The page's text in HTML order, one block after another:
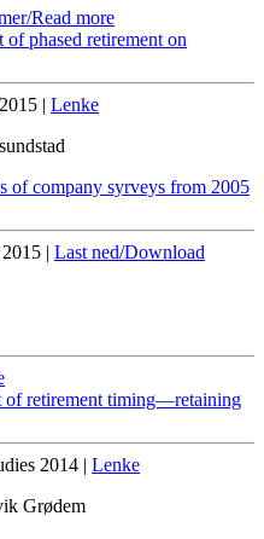
Read more
phased retirement on
| Lenke
of company syrveys from 2005
| Last ned/Download
of retirement timing—retaining
2014 | Lenke
Grødem